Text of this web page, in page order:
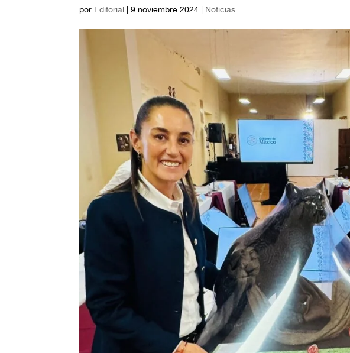
por Editorial |9 noviembre 2024 Noticias